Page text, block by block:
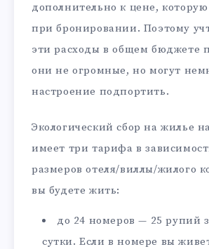
дополнительно к цене,
при бронировании. Поэтому
эти расходы в общем бюджете
они не огромные, но могут
настроение подпортить.
Экологический сбор на жилье
имеет три тарифа в
размеров отеля/виллы/жилого
вы будете жить:
до 24 номеров — 25 рупий
сутки. Если в номере вы